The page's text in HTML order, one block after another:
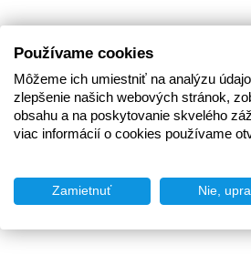
Používame cookies
Môžeme ich umiestniť na analýzu
zlepšenie našich webových stránok,
obsahu a na poskytovanie skvelého
viac informácií o cookies používame
Zamietnuť Nie,